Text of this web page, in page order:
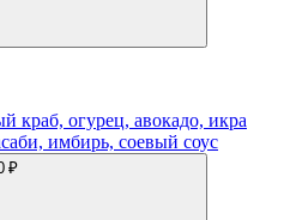
краб, огурец, авокадо, икра
имбирь, соевый соус
₽